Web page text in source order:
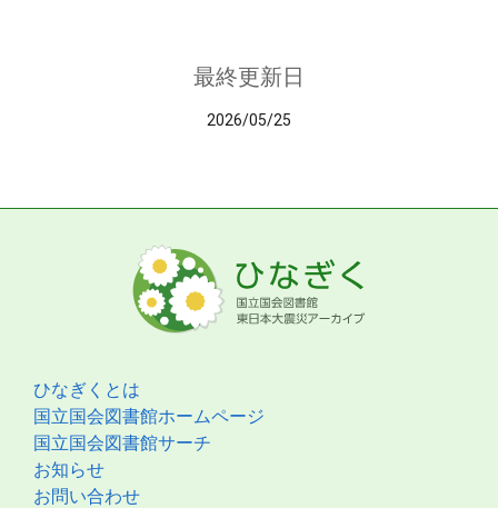
最終更新日
2026/05/25
ひなぎくとは
国立国会図書館ホームページ
国立国会図書館サーチ
お知らせ
お問い合わせ